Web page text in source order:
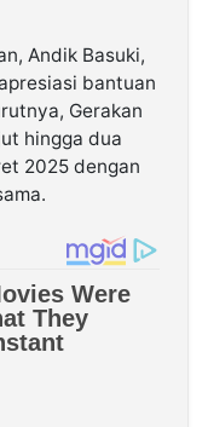
Andik Basuki,
bantuan
Gerakan
hingga dua
2025 dengan